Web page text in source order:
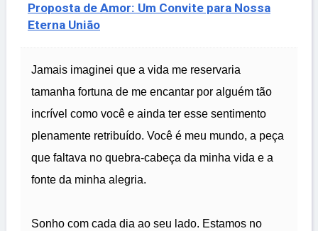
Proposta de Amor: Um Convite para Nossa
Eterna União
Jamais imaginei que a vida me reservaria
tamanha fortuna de me encantar por alguém tão
incrível como você e ainda ter esse sentimento
plenamente retribuído. Você é meu mundo, a peça
que faltava no quebra-cabeça da minha vida e a
fonte da minha alegria.
Sonho com cada dia ao seu lado. Estamos no